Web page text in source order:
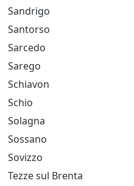
Sandrigo
Santorso
Sarcedo
Sarego
Schiavon
Schio
Solagna
Sossano
Sovizzo
Tezze sul Brenta